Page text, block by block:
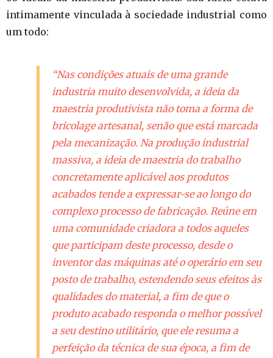
intimamente vinculada à sociedade industrial como
um todo:
“Nas condições atuais de uma grande
industria muito desenvolvida, a ideia da
maestria produtivista não toma a forma de
bricolage artesanal, senão que está marcada
pela mecanização. Na produção industrial
massiva, a ideia de maestria do trabalho
concretamente aplicável aos produtos
acabados tende a expressar-se ao longo do
complexo processo de fabricação. Reúne em
uma comunidade criadora a todos aqueles
que participam deste processo, desde o
inventor das máquinas até o operário em seu
posto de trabalho, estendendo seus efeitos às
qualidades do material, a fim de que o
produto acabado responda o melhor possível
a seu destino utilitário, que ele resuma a
perfeição da técnica de sua época, a fim de